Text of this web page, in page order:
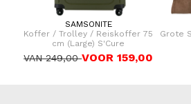
SAMSONITE
Koffer / Trolley / Reiskoffer 75
cm (Large) S'Cure
VAN 249,00VOOR 159,00
Grote